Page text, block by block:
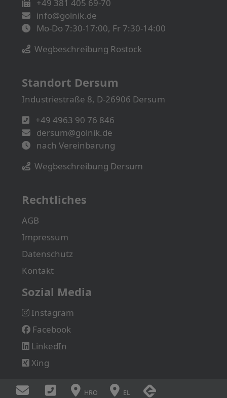
HRO EL
+49 381 405 69-70
info@golnik.de
Mo-Do 7:30-17:00, Fr 7:30-14:00
Wegbeschreibung Rostock
Standort Dersum
Industriestraße 8, D-26906 Dersum
+49 4963 90 76 846
dersum@golnik.de
nach Vereinbarung
Wegbeschreibung Dersum
Rechtliches
AGB
Impressum
Datenschutz
Kontakt
Sozial Media
Instagram
Facebook
LinkedIn
Xing